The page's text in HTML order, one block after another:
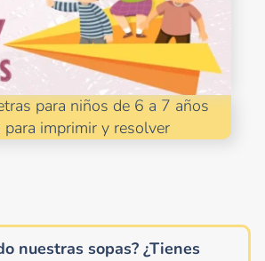
para niños de 6 a 7 años
para imprimir y resolver
nuestras sopas? ¿Tienes